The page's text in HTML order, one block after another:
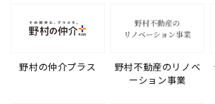
野村の仲介プラス
野村不動産のリノベ
ーション事業